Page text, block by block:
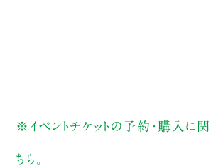
※イベントチケットの予約・購入に
ちら